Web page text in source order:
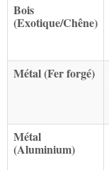
Bois
(Exotique/Chêne)
Métal (Fer forgé)
Métal
(Aluminium)